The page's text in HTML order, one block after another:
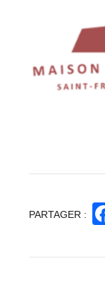
PARTAGER :